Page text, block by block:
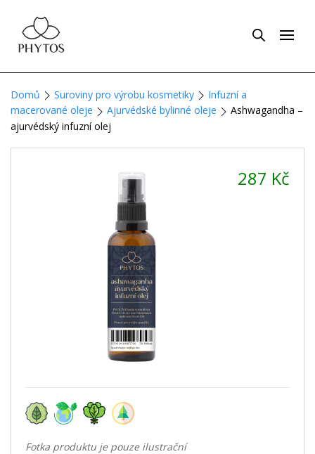
Domů Suroviny pro výrobu kosmetiky
Infuzní a
macerované oleje
Ajurvédské bylinné oleje
Ashwagandha –
ajurvédský infuzní olej
Fotka produktu je pouze ilustrační
287 Kč